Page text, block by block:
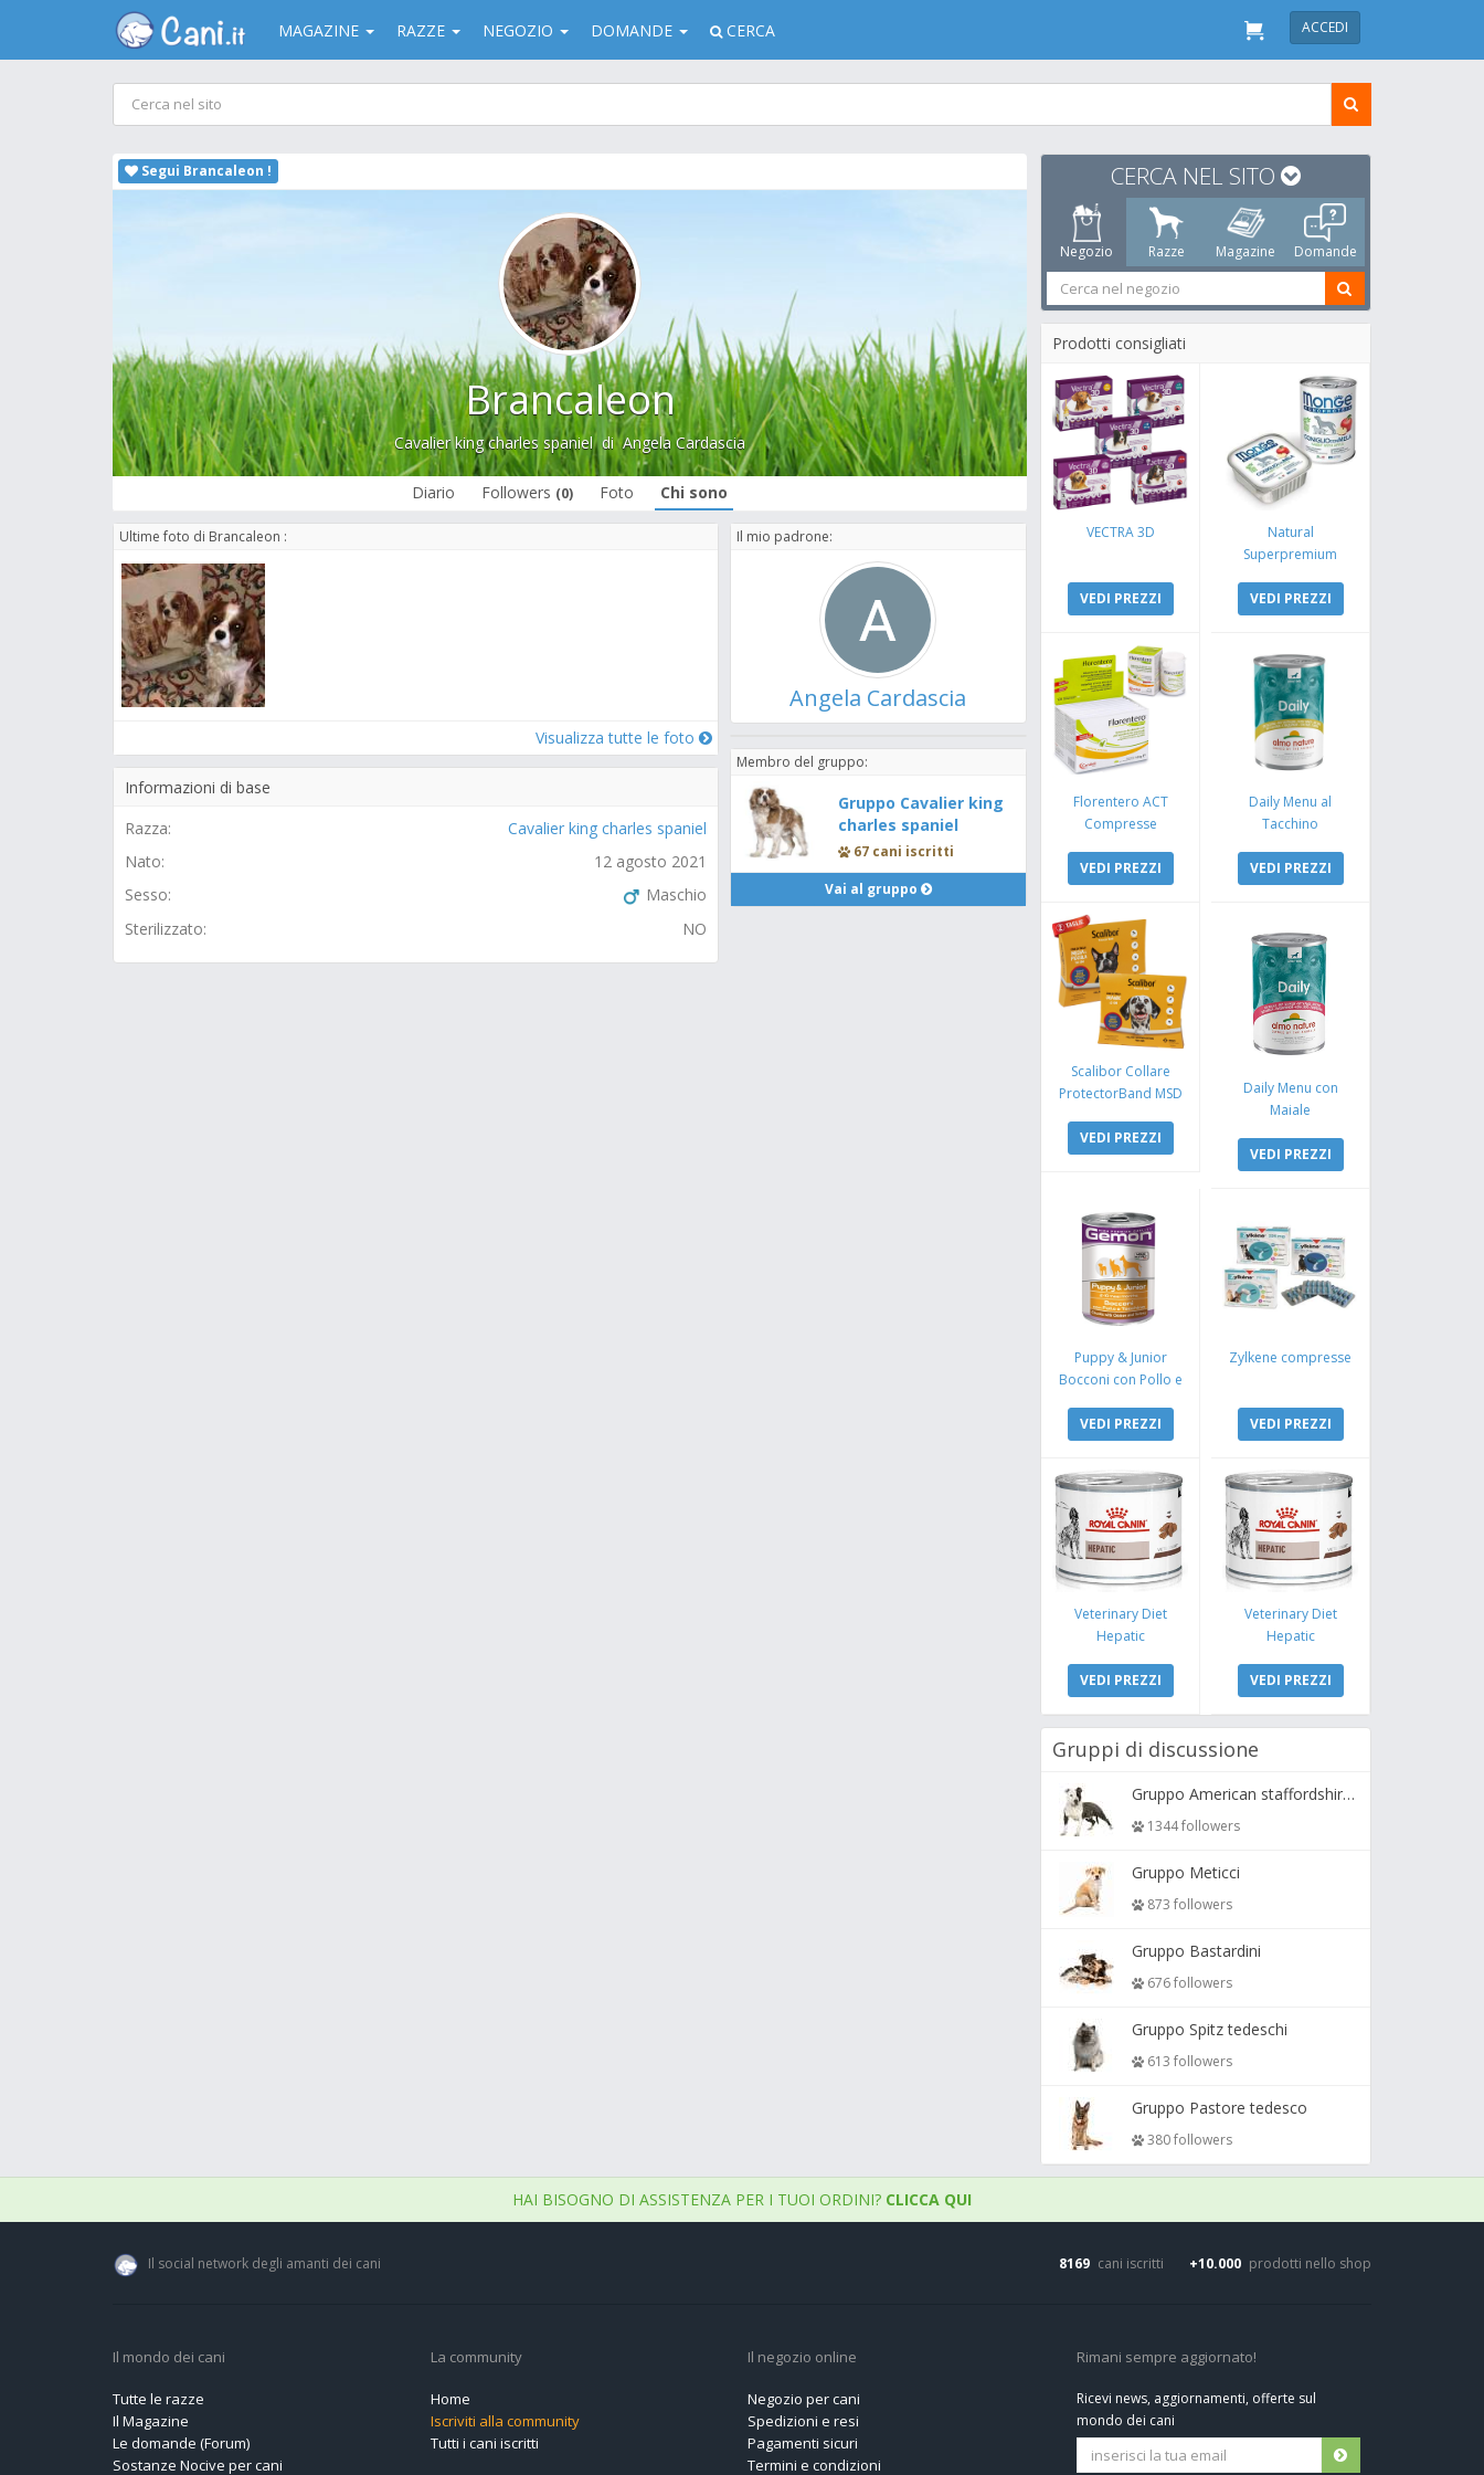
MAGAZINE RAZZE NEGOZIO DOMANDE CERCA ACCEDI
Segui Brancaleon !
Brancaleon
Cavalier king charles spanieldiAngela Cardascia
Diario Followers (0) Foto Chi sono
Ultime foto di Brancaleon :
Visualizza tutte le foto
Informazioni di base
Razza:
Cavalier king charles spaniel
Nato:
12 agosto 2021
Sesso:
Maschio
Sterilizzato:
NO
Il mio padrone:
Angela Cardascia
Membro del gruppo:
Gruppo Cavalier king
charles spaniel
67 cani iscritti
Vai al gruppo
CERCA NEL SITO
Negozio Razze Magazine Domande
Prodotti consigliati
VECTRA 3D
VEDI PREZZI
Natural
Superpremium
Coniglio e Mela
VEDI PREZZI
Florentero ACT
Compresse
VEDI PREZZI
Daily Menu al
Tacchino
VEDI PREZZI
Scalibor Collare
ProtectorBand MSD
VEDI PREZZI
Daily Menu con
Maiale
VEDI PREZZI
Puppy & Junior
Bocconi con Pollo e
VEDI PREZZI
Zylkene compresse
VEDI PREZZI
Veterinary Diet
Hepatic
VEDI PREZZI
Veterinary Diet
Hepatic
VEDI PREZZI
Gruppi di discussione
Gruppo American staffordshire terrier ( amstaff, amastaff )
1344 followers
Gruppo Meticci
873 followers
Gruppo Bastardini
676 followers
Gruppo Spitz tedeschi
613 followers
Gruppo Pastore tedesco
380 followers
HAI BISOGNO DI ASSISTENZA PER I TUOI ORDINI? CLICCA QUI
Il social network degli amanti dei cani 8169 cani iscritti +10.000 prodotti nello shop
Il mondo dei cani
Tutte le razze
Il Magazine
Le domande (Forum)
Sostanze Nocive per cani
La community
Home
Iscriviti alla community
Tutti i cani iscritti
Il negozio online
Negozio per cani
Spedizioni e resi
Pagamenti sicuri
Termini e condizioni
Rimani sempre aggiornato!
Ricevi news, aggiornamenti, offerte sul
mondo dei cani